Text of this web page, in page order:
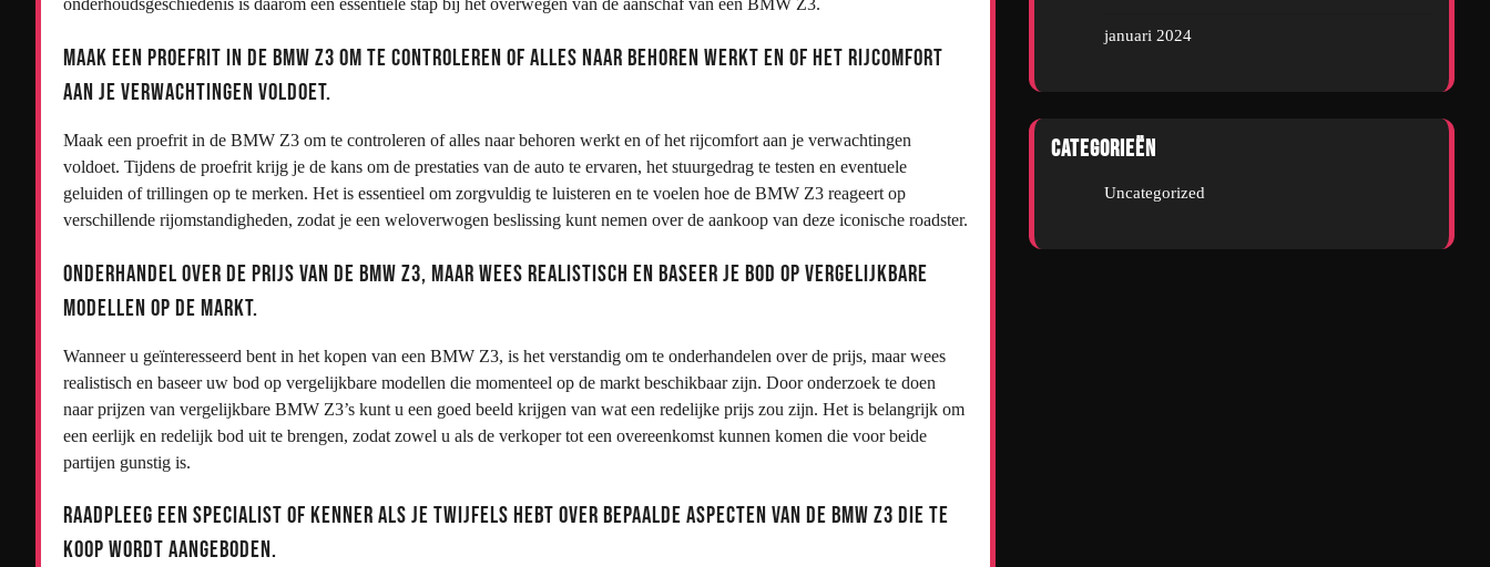
onderhoudsgeschiedenis is daarom een essentiële stap bij het overwegen van de aanschaf van een BMW Z3.
Maak een proefrit in de BMW Z3 om te controleren of alles naar behoren werkt en of het rijcomfort
aan je verwachtingen voldoet.
Maak een proefrit in de BMW Z3 om te controleren of alles naar behoren werkt en of het rijcomfort aan je verwachtingen
voldoet. Tijdens de proefrit krijg je de kans om de prestaties van de auto te ervaren, het stuurgedrag te testen en eventuele
geluiden of trillingen op te merken. Het is essentieel om zorgvuldig te luisteren en te voelen hoe de BMW Z3 reageert op
verschillende rijomstandigheden, zodat je een weloverwogen beslissing kunt nemen over de aankoop van deze iconische roadster.
Onderhandel over de prijs van de BMW Z3, maar wees realistisch en baseer je bod op vergelijkbare
modellen op de markt.
Wanneer u geïnteresseerd bent in het kopen van een BMW Z3, is het verstandig om te onderhandelen over de prijs, maar wees
realistisch en baseer uw bod op vergelijkbare modellen die momenteel op de markt beschikbaar zijn. Door onderzoek te doen
naar prijzen van vergelijkbare BMW Z3’s kunt u een goed beeld krijgen van wat een redelijke prijs zou zijn. Het is belangrijk om
een eerlijk en redelijk bod uit te brengen, zodat zowel u als de verkoper tot een overeenkomst kunnen komen die voor beide
partijen gunstig is.
Raadpleeg een specialist of kenner als je twijfels hebt over bepaalde aspecten van de BMW Z3 die te
koop wordt aangeboden.
januari 2024
Categorieën
Uncategorized